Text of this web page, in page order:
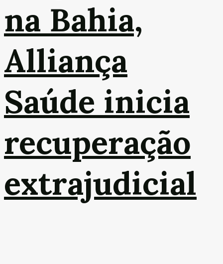
na Bahia,
Alliança
Saúde inicia
recuperação
extrajudicial